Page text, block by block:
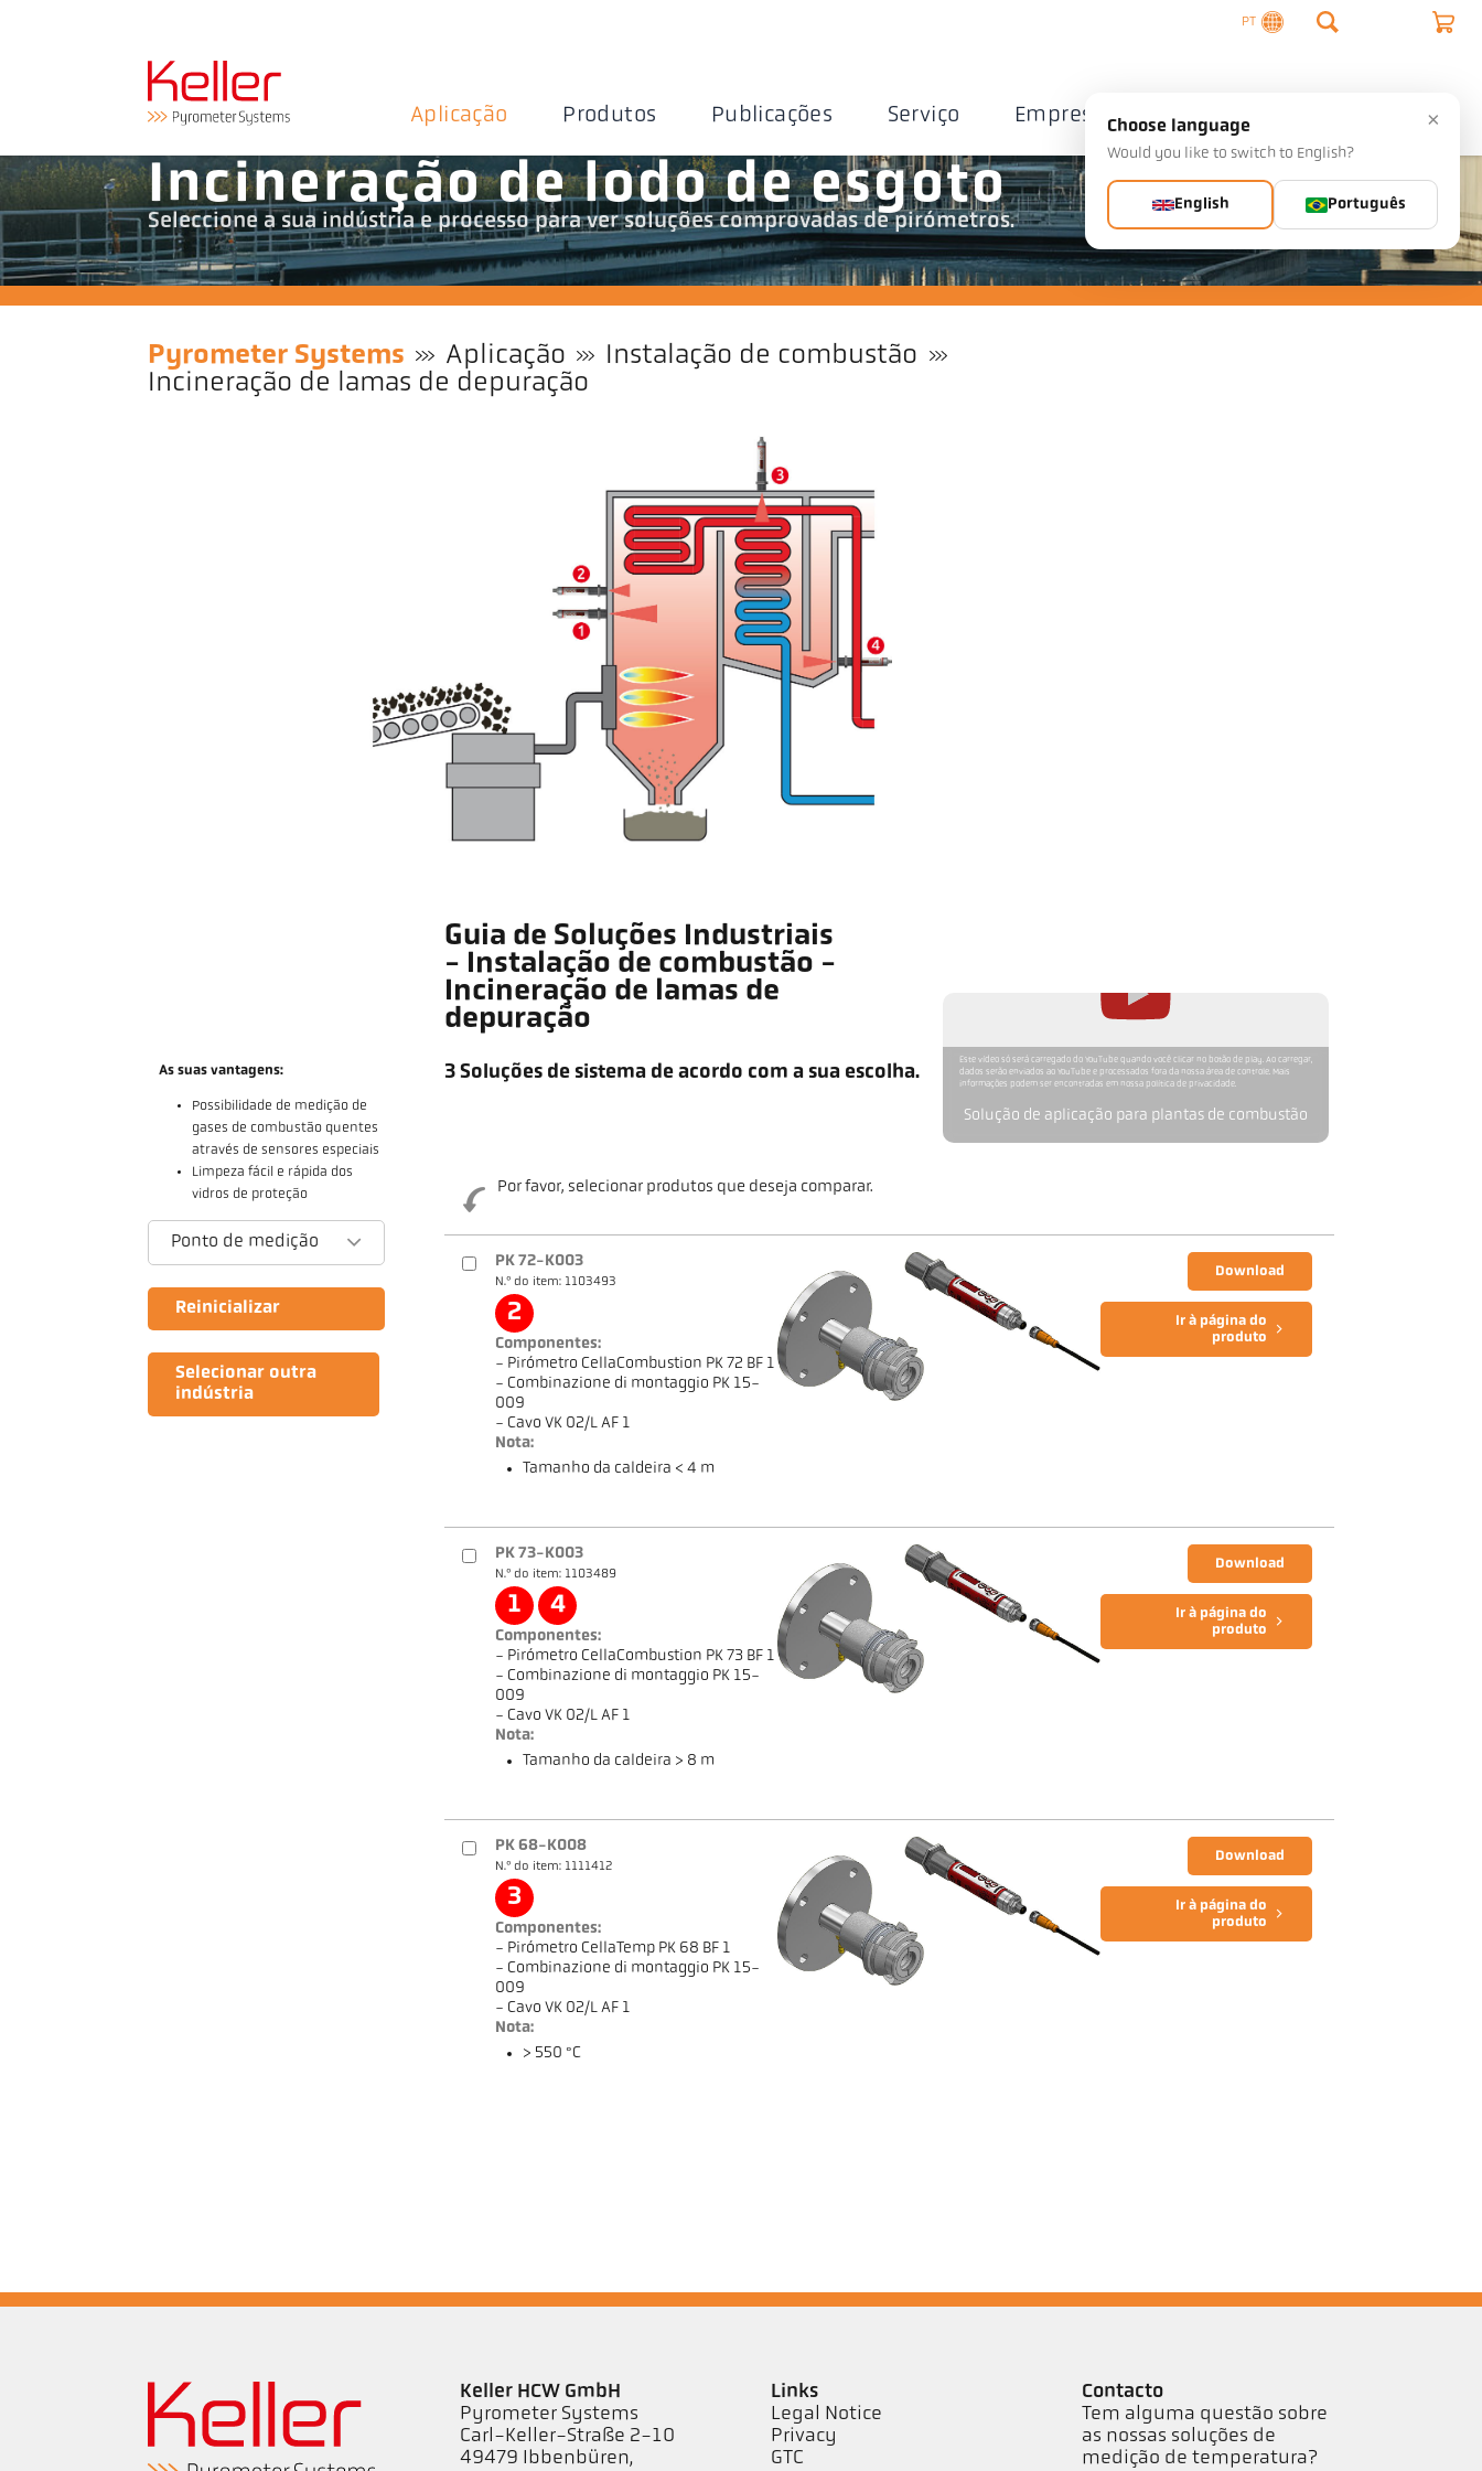
PT
Aplicação Produtos Publicações Serviço Empresa Contacto
Incineração de lodo de esgoto
Seleccione a sua indústria e processo para ver soluções comprovadas de pirómetros.
Pyrometer Systems Aplicação
Instalação de combustão
Incineração de lamas de depuração
Guia de Soluções Industriais
- Instalação de combustão -
Incineração de lamas de
depuração
As suas vantagens:
Possibilidade de medição de
gases de combustão quentes
através de sensores especiais
Limpeza fácil e rápida dos
vidros de proteção
Ponto de medição
Reinicializar
Selecionar outra
indústria
3 Soluções de sistema de acordo com a sua escolha.
Este vídeo só será carregado do YouTube quando você clicar no botão de play. Ao carregar,
dados serão enviados ao YouTube e processados fora da nossa área de controle. Mais
informações podem ser encontradas em nossa política de privacidade.
Solução de aplicação para plantas de combustão
Por favor, selecionar produtos que deseja comparar.
PK 72-K003
N.º do item: 1103493
2
Componentes:
- Pirómetro CellaCombustion PK 72 BF 1
- Combinazione di montaggio PK 15-
009
- Cavo VK 02/L AF 1
Nota:
Tamanho da caldeira < 4 m
Download
Ir à página do
produto
PK 73-K003
N.º do item: 1103489
1 4
Componentes:
- Pirómetro CellaCombustion PK 73 BF 1
- Combinazione di montaggio PK 15-
009
- Cavo VK 02/L AF 1
Nota:
Tamanho da caldeira > 8 m
Download
Ir à página do
produto
PK 68-K008
N.º do item: 1111412
3
Componentes:
- Pirómetro CellaTemp PK 68 BF 1
- Combinazione di montaggio PK 15-
009
- Cavo VK 02/L AF 1
Nota:
> 550 °C
Download
Ir à página do
produto
Keller HCW GmbH
Pyrometer Systems
Carl-Keller-Straße 2-10
49479 Ibbenbüren,
Links
Legal Notice
Privacy
GTC
Contacto
Tem alguma questão sobre
as nossas soluções de
medição de temperatura?
×
Choose language
Would you like to switch to English?
English Português